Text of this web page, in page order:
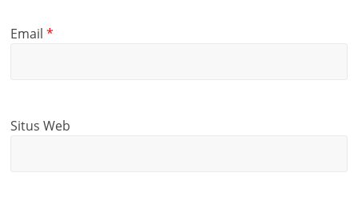
Email*
Situs Web